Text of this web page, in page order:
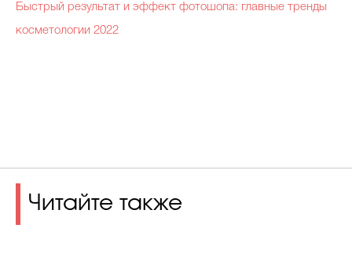
Быстрый результат и эффект фотошопа: главные тренды
косметологии 2022
Читайте также